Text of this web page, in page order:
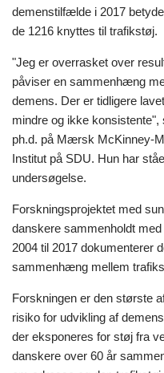
demenstilfælde i 2017
de 1216 knyttes til trafikstøj.
"Jeg er overrasket over
påviser en sammenhæng
demens. Der er tidligere
mindre og ikke konsistente",
ph.d. på Mærsk McKinney-
Institut på SDU. Hun har
undersøgelse.
Forskningsprojektet med
danskere sammenholdt
2004 til 2017 dokumenterer
sammenhæng mellem
Forskningen er den største
risiko for udvikling af
der eksponeres for støj fra
danskere over 60 år